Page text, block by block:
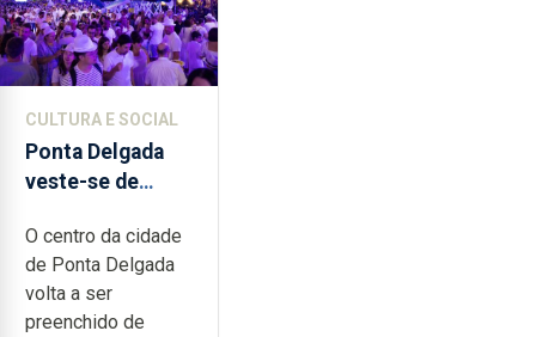
CULTURA E SOCIAL
Ponta Delgada
veste-se de
O centro da cidade
de Ponta Delgada
volta a ser
preenchido de